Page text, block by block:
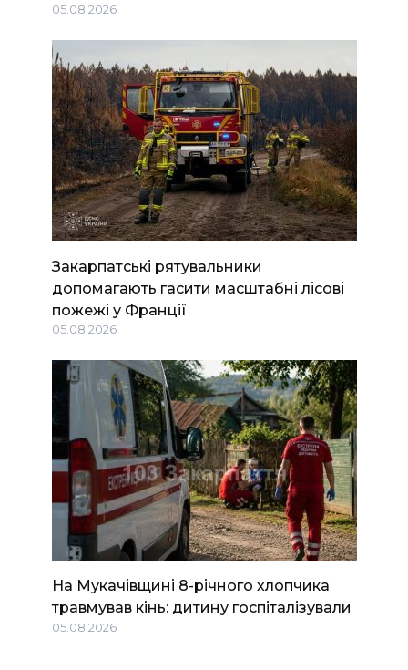
05.08.2026
Закарпатські рятувальники
допомагають гасити масштабні лісові
пожежі у Франції
05.08.2026
На Мукачівщині 8-річного хлопчика
травмував кінь: дитину госпіталізували
05.08.2026